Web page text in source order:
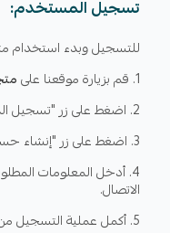
تسجيل المستخدم:
للتسجيل وبدء استخدام
قم بزيارة موقعنا على
اضغط على زر "تسجيل
اضغط على زر "إنشاء
أدخل المعلومات
الاتصال.
أكمل عملية التسجيل